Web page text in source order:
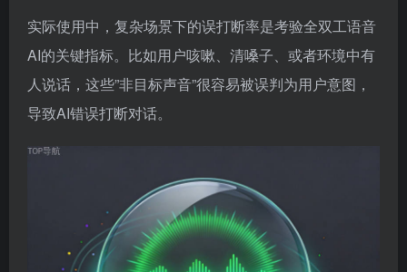
实际使用中，复杂场景下的误打断率是考验全双工语音
AI的关键指标。比如用户咳嗽、清嗓子、或者环境中有
人说话，这些”非目标声音”很容易被误判为用户意图，
导致AI错误打断对话。